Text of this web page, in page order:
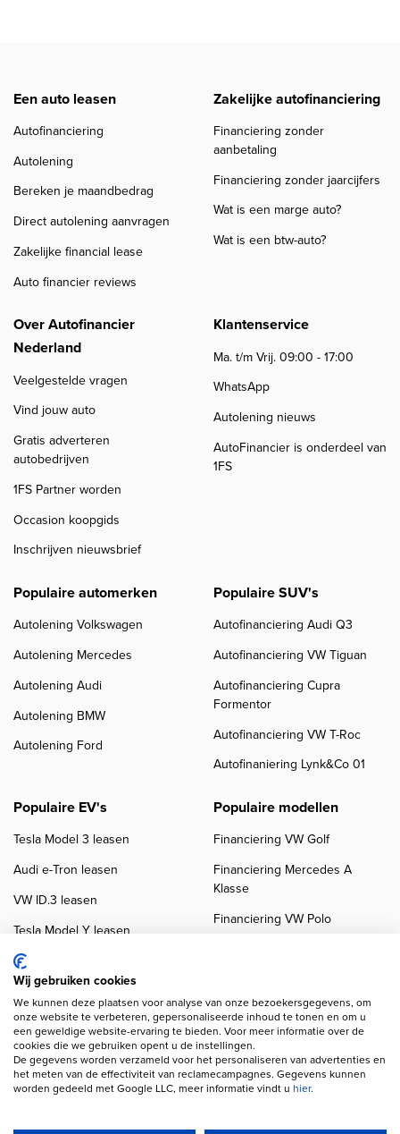
Een auto leasen
Autofinanciering
Autolening
Bereken je maandbedrag
Direct autolening aanvragen
Zakelijke financial lease
Auto financier reviews
Zakelijke autofinanciering
Financiering zonder
aanbetaling
Financiering zonder jaarcijfers
Wat is een marge auto?
Wat is een btw-auto?
Over Autofinancier
Nederland
Veelgestelde vragen
Vind jouw auto
Gratis adverteren
autobedrijven
1FS Partner worden
Occasion koopgids
Inschrijven nieuwsbrief
Klantenservice
Ma. t/m Vrij. 09:00 - 17:00
WhatsApp
Autolening nieuws
AutoFinancier is onderdeel van
1FS
Populaire automerken
Autolening Volkswagen
Autolening Mercedes
Autolening Audi
Autolening BMW
Autolening Ford
Populaire SUV's
Autofinanciering Audi Q3
Autofinanciering VW Tiguan
Autofinanciering Cupra
Formentor
Autofinanciering VW T-Roc
Autofinaniering Lynk&Co 01
Populaire EV's
Tesla Model 3 leasen
Audi e-Tron leasen
VW ID.3 leasen
Tesla Model Y leasen
VW ID.4 leasen
Populaire modellen
Financiering VW Golf
Financiering Mercedes A
Klasse
Financiering VW Polo
Copyright navigation
Klanten beoordelingen
Autobedrijven
Wij gebruiken cookies
We kunnen deze plaatsen voor analyse van onze bezoekersgegevens, om
onze website te verbeteren, gepersonaliseerde inhoud te tonen en om u
een geweldige website-ervaring te bieden. Voor meer informatie over de
cookies die we gebruiken opent u de instellingen.
De gegevens worden verzameld voor het personaliseren van advertenties en
het meten van de effectiviteit van reclamecampagnes. Gegevens kunnen
worden gedeeld met Google LLC, meer informatie vindt u hier.